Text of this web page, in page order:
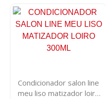
Condicionador salon line
meu liso matizador loiro